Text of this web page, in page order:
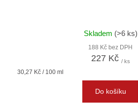
Skladem (>6 ks)
188 Kč bez DPH
227 Kč / ks
Měrná
30,27 Kč / 100 ml
Do košíku